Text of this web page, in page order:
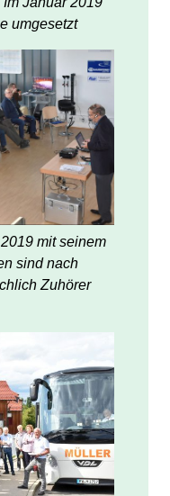
umgesetzt
mit seinem
sind nach
Zuhörer